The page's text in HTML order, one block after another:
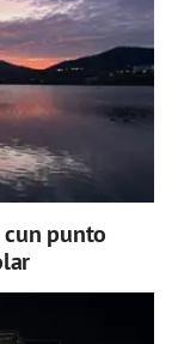
cun punto